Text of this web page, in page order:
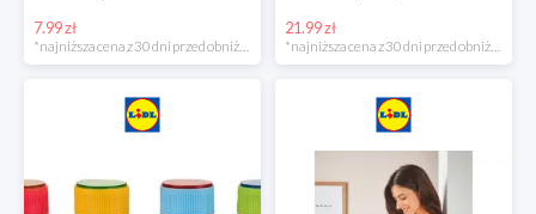
7.99 zł 21.99 zł